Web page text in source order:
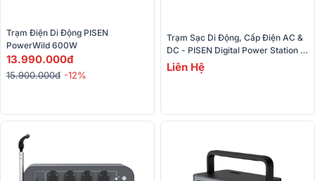
Trạm Điện Di Động PISEN
PowerWild 600W
13.990.000đ
15.900.000đ -12%
Trạm Sạc Di Động, Cấp Điện AC &
DC - PISEN Digital Power Station
1000W LiFePO4
Liên Hệ